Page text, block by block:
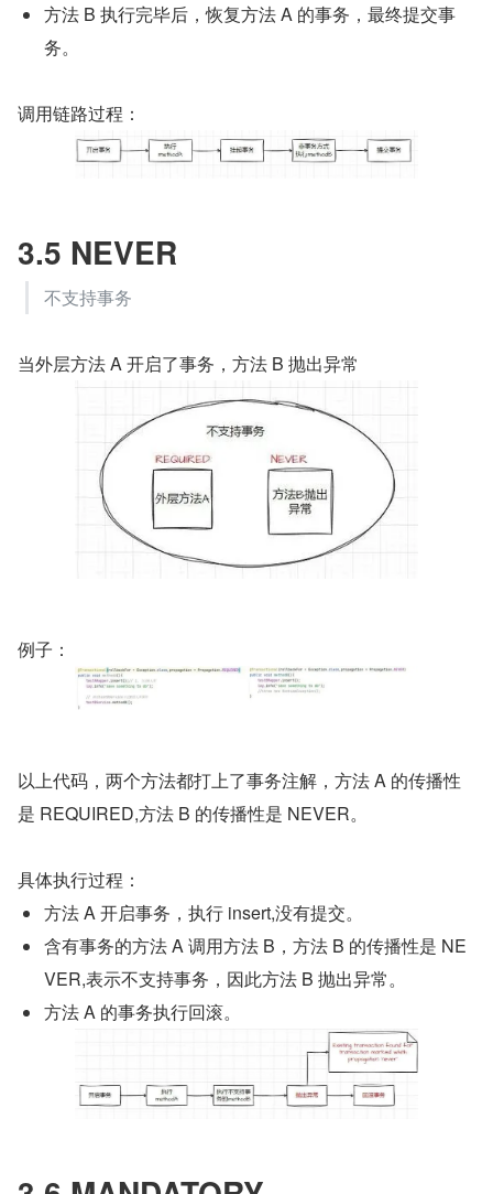
方法 B 执行完毕后，恢复方法 A 的事务，最终提交事
务。
调用链路过程：
3.5 NEVER
不支持事务
当外层方法 A 开启了事务，方法 B 抛出异常
例子：
以上代码，两个方法都打上了事务注解，方法 A 的传播性
是 REQUIRED,方法 B 的传播性是 NEVER。
具体执行过程：
方法 A 开启事务，执行 insert,没有提交。
含有事务的方法 A 调用方法 B，方法 B 的传播性是 NE
VER,表示不支持事务，因此方法 B 抛出异常。
方法 A 的事务执行回滚。